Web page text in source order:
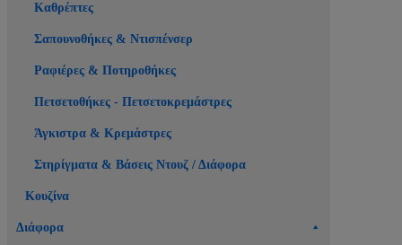
Καθρέπτες
Σαπουνοθήκες & Ντισπένσερ
Ραφιέρες & Ποτηροθήκες
Πετσετοθήκες - Πετσετοκρεμάστρες
Άγκιστρα & Κρεμάστρες
Στηρίγματα & Βάσεις Ντουζ / Διάφορα
Κουζίνα
Διάφορα